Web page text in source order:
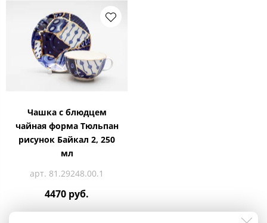
Чашка с блюдцем
чайная форма Тюльпан
рисунок Байкал 2, 250
мл
арт. 81.29248.00.1
4470 руб.